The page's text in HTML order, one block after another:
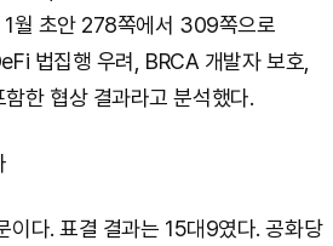
월 초안 278쪽에서 309쪽으로
법집행 우려, BRCA 개발자 보호,
한 협상 결과라고 분석했다.
이다. 표결 결과는 15대9였다. 공화당